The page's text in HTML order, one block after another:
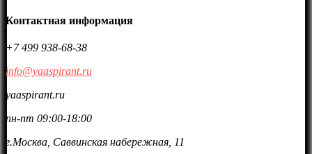
Контактная информация
+7 499 938-68-38
info@yaaspirant.ru
yaaspirant.ru
пн-пт 09:00-18:00
г.Москва, Саввинская набережная, 11